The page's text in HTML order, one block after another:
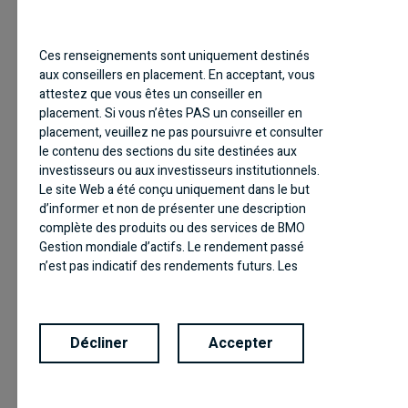
dans le présent document ne constituent pas une
sollicitation ni une offre relative à l’achat ou à la vente
de titres, et ils ne doivent pas non plus être
considérés comme des conseils de placement.
BMO Gestion mondiale d’actifs est une marque de
commerce sous laquelle BMO Gestion d’actifs inc. et
BMO Investissements Inc. exercent leurs activités.
Tout énoncé qui repose nécessairement sur des
événements futurs peut être une déclaration
des risques, des éléments d’incertitude et des
hypothèses. Bien que ces déclarations soient
Ces renseignements sont uniquement destinés
aux conseillers en placement. En acceptant, vous
attestez que vous êtes un conseiller en
placement. Si vous n’êtes PAS un conseiller en
placement, veuillez ne pas poursuivre et consulter
le contenu des sections du site destinées aux
investisseurs ou aux investisseurs institutionnels.
Le site Web a été conçu uniquement dans le but
d’informer et non de présenter une description
complète des produits ou des services de BMO
Gestion mondiale d’actifs. Le rendement passé
n’est pas indicatif des rendements futurs. Les
et ne doivent pas servir de fondement à des
décisions de placement. Les produits et les
services de BMO Gestion mondiale d’actifs ne sont
Décliner Accepter